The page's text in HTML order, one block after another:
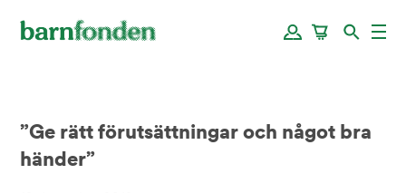
”Ge rätt förutsättningar och något bra
händer”